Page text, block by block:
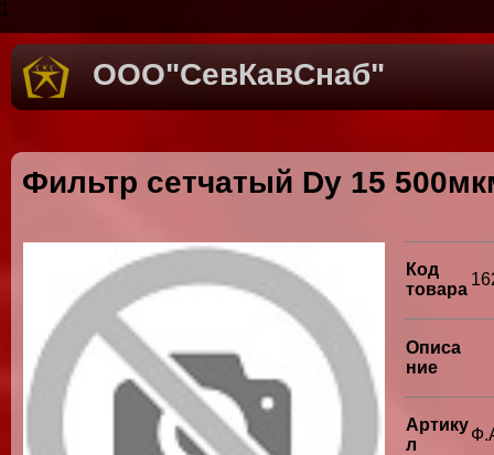
1
ООО"СевКавСнаб"
Фильтр сетчатый Dy 15
Код
товара
Описа
ние
Артику
л